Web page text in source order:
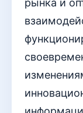
рынка и